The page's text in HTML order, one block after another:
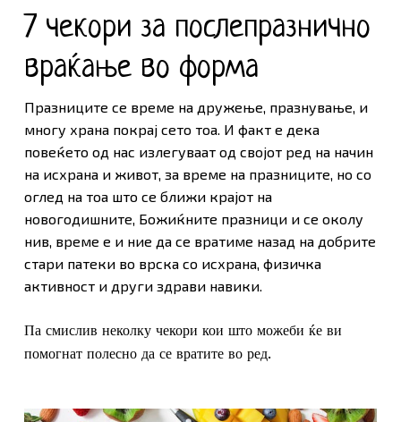
7 чекори за послепразнично
враќање во форма
Празниците се време на дружење, празнување, и
многу храна покрај сето тоа. И факт е дека
повеќето од нас излегуваат од својот ред на начин
на исхрана и живот, за време на празниците, но со
оглед на тоа што се ближи крајот на
новогодишните, Божиќните празници и се околу
нив, време е и ние да се вратиме назад на добрите
стари патеки во врска со исхрана, физичка
активност и други здрави навики.
Па смислив неколку чекори кои што можеби ќе ви
помогнат полесно да се вратите во ред.